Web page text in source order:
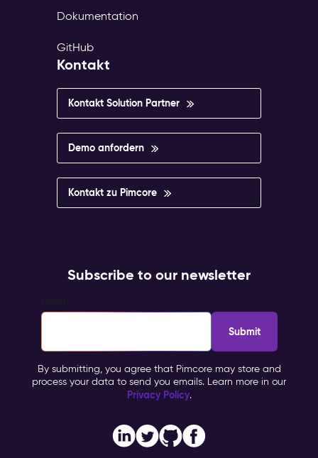
Dokumentation
GitHub
Kontakt
Kontakt Solution Partner
Demo anfordern
Kontakt zu Pimcore
Subscribe to our newsletter
By submitting, you agree that Pimcore may store and
process your data to send you emails. Learn more in our
Privacy Policy.